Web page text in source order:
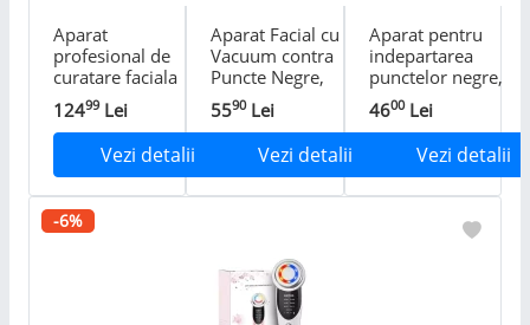
Aparat
profesional de
curatare faciala
cu cu injectie
micro bule si
oxigen, Skin
Tools Micro
Water
Dermabrasion,
CRISTALIS
12499Lei
Vezi detalii
Aparat Facial cu
Vacuum contra
Puncte Negre,
Puncte de
Grasime si a
5590Lei
Vezi detalii
Aparat pentru
indepartarea
punctelor negre,
6W, XN8030
4600Lei
Vezi detalii
-6%